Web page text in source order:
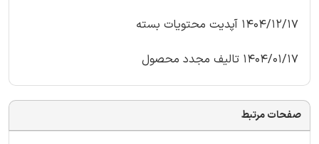
1404/12/17 آپدیت محتویات بسته
1404/01/17 تالیف مجدد محصول
صفحات مرتبط